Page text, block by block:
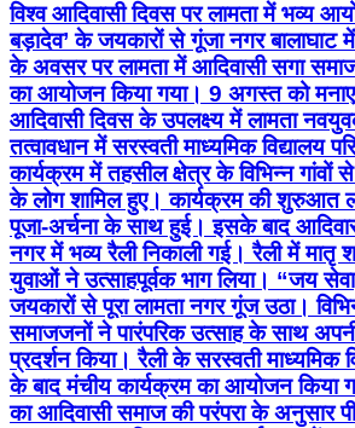
विश्व आदिवासी दिवस पर लामता में भव्य
बड़ादेव’ के जयकारों से गूंजा नगर बालाघाट
के अवसर पर लामता में आदिवासी सगा समाज
का आयोजन किया गया। 9 अगस्त को मनाए
आदिवासी दिवस के उपलक्ष्य में लामता
तत्वावधान में सरस्वती माध्यमिक विद्यालय
कार्यक्रम में तहसील क्षेत्र के विभिन्न गांवों
के लोग शामिल हुए। कार्यक्रम की शुरुआत
पूजा-अर्चना के साथ हुई। इसके बाद
नगर में भव्य रैली निकाली गई। रैली में मातृ
युवाओं ने उत्साहपूर्वक भाग लिया। “जय
जयकारों से पूरा लामता नगर गूंज उठा।
समाजजनों ने पारंपरिक उत्साह के साथ
प्रदर्शन किया। रैली के सरस्वती माध्यमिक
के बाद मंचीय कार्यक्रम का आयोजन किया
का आदिवासी समाज की परंपरा के अनुसार